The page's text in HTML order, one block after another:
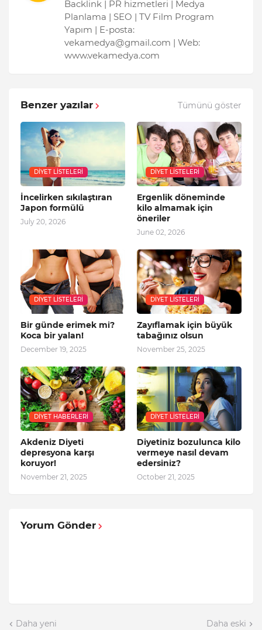
Backlink | PR hizmetleri | Medya
Planlama | SEO | TV Film Program
Yapım | E-posta:
vekamedya@gmail.com | Web:
www.vekamedya.com
Benzer yazılar Tümünü göster
DIYET LISTELERI
İncelirken sıkılaştıran
Japon formülü
July 20, 2026
DIYET LISTELERI
Ergenlik döneminde
kilo almamak için
öneriler
June 02, 2026
DIYET LISTELERI
Bir günde erimek mi?
Koca bir yalan!
December 19, 2025
DIYET LISTELERI
Zayıflamak için büyük
tabağınız olsun
November 25, 2025
DIYET HABERLERI
Akdeniz Diyeti
depresyona karşı
koruyor!
November 21, 2025
DIYET LISTELERI
Diyetiniz bozulunca kilo
vermeye nasıl devam
edersiniz?
October 21, 2025
Yorum Gönder
Daha yeni Daha eski